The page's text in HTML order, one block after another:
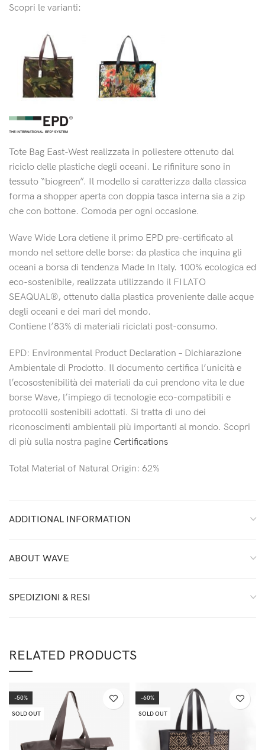
Scopri le varianti:
Tote Bag East-West realizzata in poliestere ottenuto dal
riciclo delle plastiche degli oceani. Le rifiniture sono in
tessuto “biogreen”. Il modello si caratterizza dalla classica
forma a shopper aperta con doppia tasca interna sia a zip
che con bottone. Comoda per ogni occasione.
Wave Wide Lora detiene il primo EPD pre-certificato al
mondo nel settore delle borse: da plastica che inquina gli
oceani a borsa di tendenza Made In Italy. 100% ecologica ed
eco-sostenibile, realizzata utilizzando il FILATO
SEAQUAL®️, ottenuto dalla plastica proveniente dalle acque
degli oceani e dei mari del mondo.
Contiene l’83% di materiali riciclati post-consumo.
EPD: Environmental Product Declaration – Dichiarazione
Ambientale di Prodotto. Il documento certifica l’unicità e
l’ecosostenibilità dei materiali da cui prendono vita le due
borse Wave, l’impiego di tecnologie eco-compatibili e
protocolli sostenibili adottati. Si tratta di uno dei
riconoscimenti ambientali più importanti al mondo. Scopri
di più sulla nostra pagine Certifications
Total Material of Natural Origin: 62%
ADDITIONAL INFORMATION
ABOUT WAVE
SPEDIZIONI & RESI
RELATED PRODUCTS
-50%
SOLD OUT
-60%
SOLD OUT